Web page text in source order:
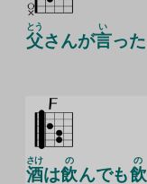
父
とう
さんが言
い
った
酒
さけ
は飲
の
んでも飲
の